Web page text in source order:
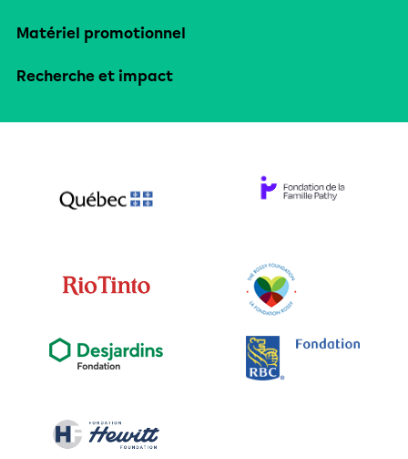
Matériel promotionnel
Recherche et impact